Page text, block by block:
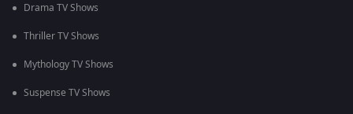
Drama TV Shows
Thriller TV Shows
Mythology TV Shows
Suspense TV Shows